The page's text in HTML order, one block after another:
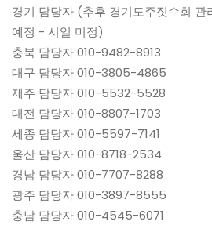
경기 담당자 (추후 경기도주짓수회 관
예정 - 시일 미정)
충북 담당자 010-9482-8913
대구 담당자 010-3805-4865
제주 담당자 010-5532-5528
대전 담당자 010-8807-1703
세종 담당자 010-5597-7141
울산 담당자 010-8718-2534
경남 담당자 010-7707-8288
광주 담당자 010-3897-8555
충남 담당자 010-4545-6071